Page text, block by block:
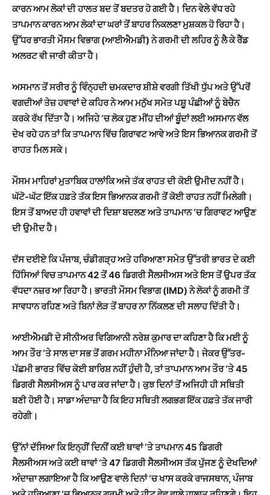
ਕਾਰਨ ਆਮ ਲੋਕਾਂ ਦੀ ਹਾਲਤ ਬਦ ਤੋਂ ਬਦਤਰ ਹੋ ਗਈ ਹੈ। ਦਿਨ ਵੇਲੇ ਵੱਧ ਰਹੇ
ਤਾਪਮਾਨ ਕਾਰਨ ਆਮ ਲੋਕਾਂ ਦਾ ਘਰਾਂ ਤੋਂ ਬਾਹਰ ਨਿਕਲਣਾ ਮੁਸ਼ਕਲ ਹੋ ਰਿਹਾ ਹੈ।
ਉੱਧਰ ਭਾਰਤੀ ਮੌਸਮ ਵਿਭਾਗ (ਆਈਐਮਡੀ) ਨੇ ਗਰਮੀ ਦੀ ਲਹਿਰ ਨੂੰ ਲੈ ਕੇ ਰੈੱਡ
ਅਲਰਟ ਵੀ ਜਾਰੀ ਕੀਤਾ ਹੈ।
ਅਸਮਾਨ ਤੋਂ ਸਰੀਰ ਨੂੰ ਵਿੰਨ੍ਹਦੀ ਚਮਕਦਾਰ ਸ਼ੀਸ਼ੇ ਵਰਗੀ ਤਿੱਖੀ ਧੁੱਪ ਅਤੇ ਉੱਪਰੋਂ
ਵਗਦੀਆਂ ਤੇਜ਼ ਹਵਾਵਾਂ ਦੇ ਕਹਿਰ ਨੇ ਆਮ ਮਨੁੱਖ ਸਮੇਤ ਪਸ਼ੂ ਪੰਛੀਆਂ ਨੂੰ ਬੇਚੈਨ
ਕਰਕੇ ਰੱਖ ਦਿੱਤਾ ਹੈ। ਅਜਿਹੇ ‘ਚ ਲੋਕ ਹੁਣ ਮੀਂਹ ਦੀਆਂ ਬੂੰਦਾਂ ਲਈ ਅਸਮਾਨ ਵੱਲ
ਦੇਖ ਰਹੇ ਹਨ ਤਾਂ ਕਿ ਤਾਪਮਾਨ ਵਿੱਚ ਗਿਰਾਵਟ ਆਵੇ ਅਤੇ ਇਸ ਭਿਆਨਕ ਗਰਮੀ ਤੋਂ
ਰਾਹਤ ਮਿਲ ਸਕੇ।
ਮੌਸਮ ਮਾਹਿਰਾਂ ਮੁਤਾਬਿਕ ਹਾਲਾਂਕਿ ਅਜੇ ਤੱਕ ਰਾਹਤ ਦੀ ਕੋਈ ਉਮੀਦ ਨਹੀਂ ਹੈ।
ਘੱਟੋ-ਘੱਟ ਇੱਕ ਹਫ਼ਤੇ ਤੱਕ ਇਸ ਭਿਆਨਕ ਗਰਮੀ ਤੋਂ ਕੋਈ ਰਾਹਤ ਨਹੀਂ ਮਿਲੇਗੀ।
ਇਸ ਤੋਂ ਬਾਅਦ ਹੀ ਹਵਾਵਾਂ ਦੀ ਦਿਸ਼ਾ ਬਦਲਣ ਅਤੇ ਤਾਪਮਾਨ ‘ਚ ਗਿਰਾਵਟ ਆਉਣ
ਦੀ ਉਮੀਦ ਹੈ।
ਦੱਸ ਦਈਏ ਕਿ ਪੰਜਾਬ, ਚੰਡੀਗੜ੍ਹ ਅਤੇ ਹਰਿਆਣਾ ਸਮੇਤ ਉੱਤਰੀ ਭਾਰਤ ਦੇ ਕਈ
ਹਿੱਸਿਆਂ ਵਿਚ ਤਾਪਮਾਨ 42 ਤੋਂ 46 ਡਿਗਰੀ ਸੈਲਸੀਅਸ ਅਤੇ ਇਸ ਤੋਂ ਉਪਰ ਤੱਕ
ਵੱਧਦਾ ਨਜ਼ਰ ਆ ਰਿਹਾ ਹੈ। ਭਾਰਤੀ ਮੌਸਮ ਵਿਭਾਗ (IMD) ਨੇ ਲੋਕਾਂ ਨੂੰ ਗਰਮੀ ਤੋਂ
ਸਾਵਧਾਨ ਰਹਿਣ ਅਤੇ ਬਿਨਾਂ ਲੋੜ ਤੋਂ ਬਾਹਰ ਨਾ ਨਿੱਕਲਣ ਦੀ ਸਲਾਹ ਦਿੱਤੀ ਹੈ।
ਆਈਐਮਡੀ ਦੇ ਸੀਨੀਅਰ ਵਿਗਿਆਨੀ ਨਰੇਸ਼ ਕੁਮਾਰ ਦਾ ਕਹਿਣਾ ਹੈ ਕਿ ਮਈ ਨੂੰ
ਆਮ ਤੌਰ ‘ਤੇ ਸਾਲ ਦਾ ਸਭ ਤੋਂ ਗਰਮ ਮਹੀਨਾ ਮੰਨਿਆ ਜਾਂਦਾ ਹੈ। ਜੇਕਰ ਉੱਤਰ-
ਪੱਛਮੀ ਭਾਰਤ ਵਿੱਚ ਕੋਈ ਬਾਰਿਸ਼ ਨਹੀਂ ਹੁੰਦੀ ਹੈ, ਤਾਂ ਤਾਪਮਾਨ ਆਮ ਤੌਰ ‘ਤੇ 45
ਡਿਗਰੀ ਸੈਲਸੀਅਸ ਨੂੰ ਪਾਰ ਕਰ ਜਾਂਦਾ ਹੈ। ਕੁਝ ਦਿਨਾਂ ਤੋਂ ਅਜਿਹੀ ਹੀ ਸਥਿਤੀ
ਬਣੀ ਹੋਈ ਹੈ। ਸਾਡਾ ਅੰਦਾਜ਼ਾ ਹੈ ਕਿ ਇਹ ਸਥਿਤੀ ਲਗਭਗ ਇੱਕ ਹਫ਼ਤੇ ਤੱਕ ਜਾਰੀ
ਰਹੇਗੀ।
ਉੱਨਾਂ ਦੱਸਿਆ ਕਿ ਇਨ੍ਹੀਂ ਦਿਨੀਂ ਕਈ ਥਾਵਾਂ ‘ਤੇ ਤਾਪਮਾਨ 45 ਡਿਗਰੀ
ਸੈਲਸੀਅਸ ਅਤੇ ਕਈ ਥਾਵਾਂ ‘ਤੇ 47 ਡਿਗਰੀ ਸੈਲਸੀਅਸ ਤੱਕ ਪੁੱਜਣ ਨੂੰ ਦੇਖਦਿਆਂ
ਅੰਦਾਜ਼ਾ ਲਗਾਇਆ ਹੈ ਕਿ ਆਉਣ ਵਾਲੇ ਦਿਨਾਂ ‘ਚ ਖਾਸ ਕਰਕੇ ਰਾਜਸਥਾਨ, ਪੰਜਾਬ